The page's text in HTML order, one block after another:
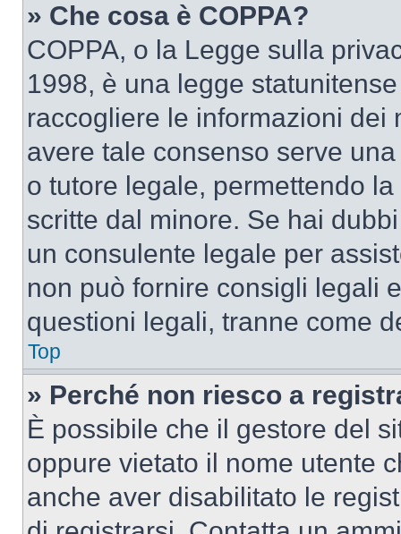
» Che cosa è COPPA?
COPPA, o la Legge sulla
1998, è una legge
raccogliere le informazioni dei
avere tale consenso serve
o tutore legale, permettendo
scritte dal minore. Se hai
un consulente legale per
non può fornire consigli legali
questioni legali, tranne come
Top
» Perché non riesco a
È possibile che il gestore del
oppure vietato il nome utente
anche aver disabilitato le